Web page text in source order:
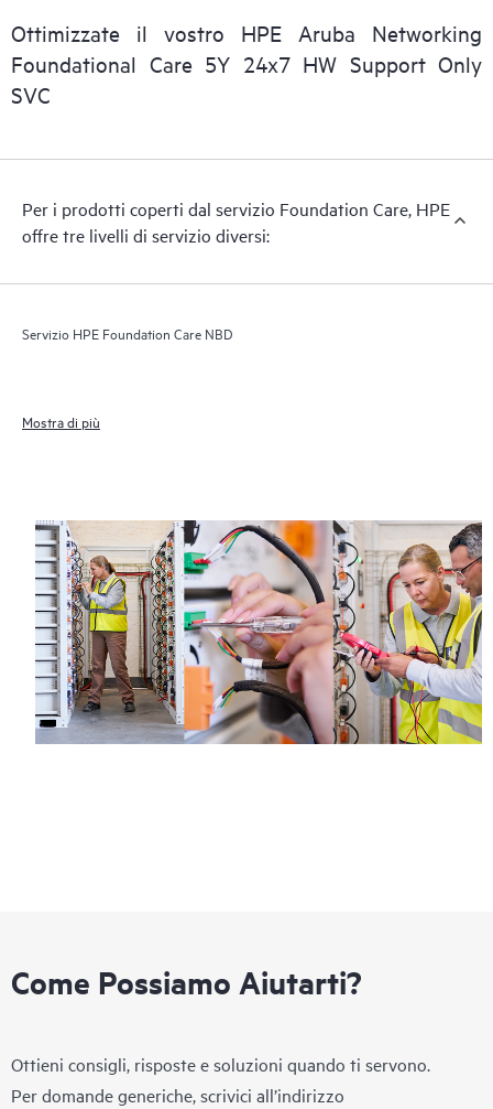
Ottimizzate il vostro HPE Aruba Networking
Foundational Care 5Y 24x7 HW Support Only
SVC
Per i prodotti coperti dal servizio Foundation Care, HPE
offre tre livelli di servizio diversi:
Servizio HPE Foundation Care NBD
Mostra di più
Come Possiamo Aiutarti?
Ottieni consigli, risposte e soluzioni quando ti servono.
Per domande generiche, scrivici all’indirizzo